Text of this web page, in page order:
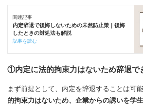
関連記事
内定辞退で後悔しないための未然防止策｜後悔
したときの対処法も解説
記事を読む
①内定に法的拘束力はないため辞退で
まず前提として、内定を辞退することは可能
的拘束力はないため、企業からの誘いを学